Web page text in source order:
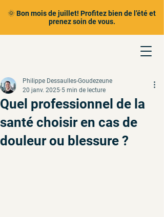
🌞 Bon mois de juillet! Profitez bien de l’été et
prenez soin de vous.
Quel professionnel de la
santé choisir en cas de
douleur ou blessure ?
Philippe Dessaulles-Goudezeune
20 janv. 2025 5 min de lecture